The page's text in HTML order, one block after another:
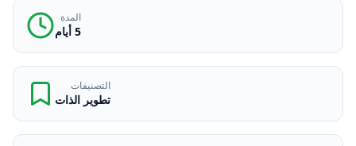
المدة
5 أيام
التصنيفات
تطوير الذات